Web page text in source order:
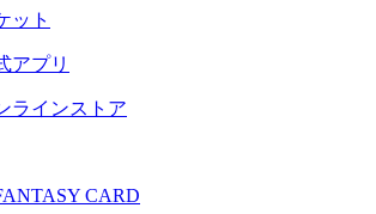
ット
アプリ
ラインストア
CARD